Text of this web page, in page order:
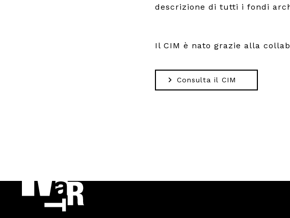
descrizione di tutti i fondi
Il CIM è nato grazie alla
Consulta il CIM